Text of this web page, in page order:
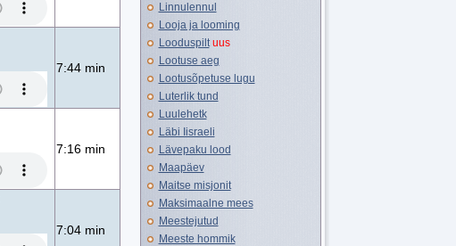
7:44 min
7:16 min
7:04 min
Linnulennul
Looja ja looming
Looduspilt uus
Lootuse aeg
Lootusõpetuse lugu
Luterlik tund
Luulehetk
Läbi Iisraeli
Lävepaku lood
Maapäev
Maitse misjonit
Maksimaalne mees
Meestejutud
Meeste hommik